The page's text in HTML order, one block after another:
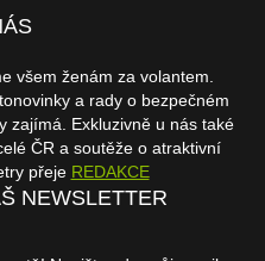
všem ženám za volantem.
a rady o bezpečném
zajímá. Exkluzivně u nás také
ČR a soutěže o atraktivní
přeje REDAKCE
NEWSLETTER